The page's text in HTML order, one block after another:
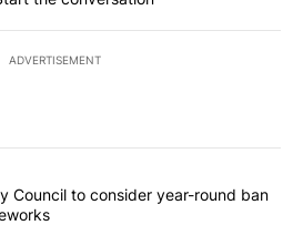
ADVERTISEMENT
most commented articles in the last
City Council to consider
Council to consider year-round ban